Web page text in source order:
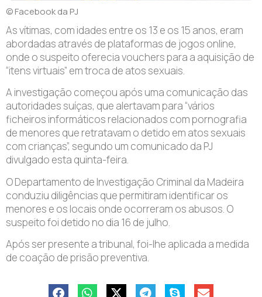
© Facebook da PJ
As vítimas, com idades entre os 13 e os 15 anos, eram
abordadas através de plataformas de jogos online,
onde o suspeito oferecia vouchers para a aquisição de
“itens virtuais” em troca de atos sexuais.
A investigação começou após uma comunicação das
autoridades suíças, que alertavam para “vários
ficheiros informáticos relacionados com pornografia
de menores que retratavam o detido em atos sexuais
com crianças”, segundo um comunicado da PJ
divulgado esta quinta-feira.
O Departamento de Investigação Criminal da Madeira
conduziu diligências que permitiram identificar os
menores e os locais onde ocorreram os abusos. O
suspeito foi detido no dia 16 de julho.
Após ser presente a tribunal, foi-lhe aplicada a medida
de coação de prisão preventiva.